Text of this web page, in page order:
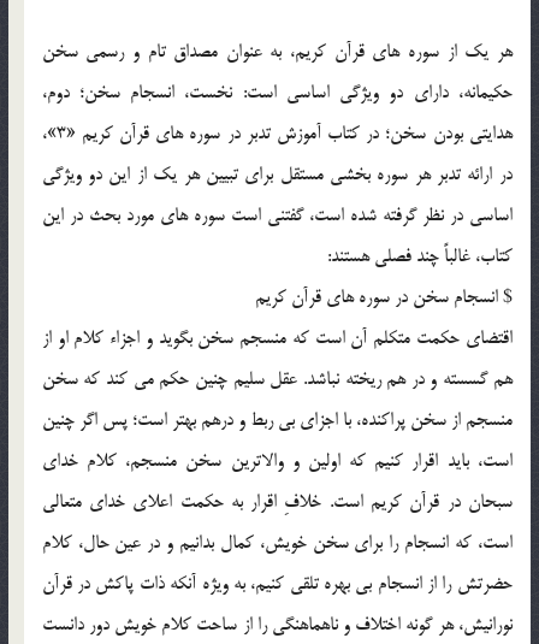
هر يک از سوره هاي قرآن کريم، به عنوان مصداق تام و رسمي سخن
حکيمانه، داراي دو ويژگي اساسي است: نخست، انسجام سخن؛ دوم،
هدايتي بودن سخن؛ در کتاب آموزش تدبر در سوره هاي قرآن کريم «3»،
در ارائه تدبر هر سوره بخشي مستقل براي تبيين هر يک از اين دو ويژگي
اساسي در نظر گرفته شده است، گفتني است سوره هاي مورد بحث در اين
کتاب، غالباً چند فصلي هستند:
$ انسجام سخن در سوره هاي قرآن کريم
اقتضاي حکمت متکلم آن است که منسجم سخن بگويد و اجزاء کلام او از
هم گسسته و در هم ريخته نباشد. عقل سليم چنين حکم مي کند که سخن
منسجم از سخن پراکنده، با اجزاي بي ربط و درهم بهتر است؛ پس اگر چنين
است، بايد اقرار کنيم که اولين و والاترين سخن منسجم، کلام خداي
سبحان در قرآن کريم است. خلافِ اقرار به حکمت اعلاي خداي متعالي
است، که انسجام را براي سخن خويش، کمال بدانيم و در عين حال، کلام
حضرتش را از انسجام بي بهره تلقي کنيم، به ويژه آنکه ذات پاکش در قرآن
نورانيش، هر گونه اختلاف و ناهماهنگي را از ساحت کلام خويش دور دانست